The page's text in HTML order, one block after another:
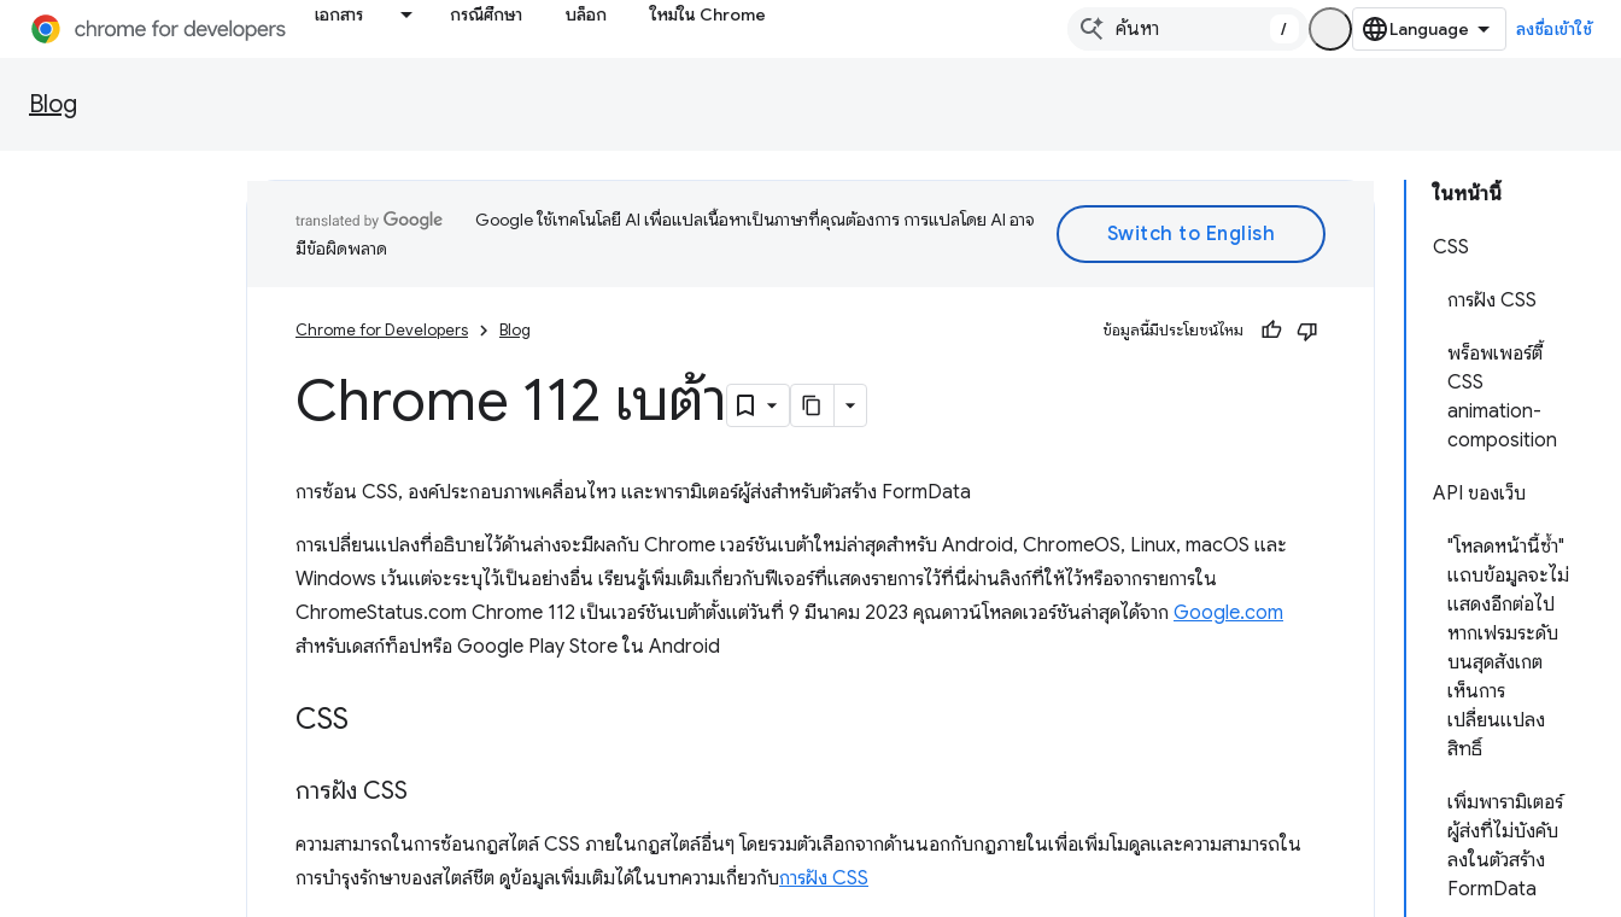
เอกสาร กรณีศึกษา บล็อก ใหม่ใน Chrome
/ ลงชื่อเข้าใช้
Blog
ในหน้านี้
CSS
การฝัง CSS
พร็อพเพอร์ตี้
CSS
animation-
composition
API ของเว็บ
"โหลดหน้านี้ซ้ำ"
แถบข้อมูลจะไม่
แสดงอีกต่อไป
หากเฟรมระดับ
บนสุดสังเกต
เห็นการ
เปลี่ยนแปลง
สิทธิ์
เพิ่มพารามิเตอร์
ผู้ส่งที่ไม่บังคับ
ลงในตัวสร้าง
FormData
Google ใช้เทคโนโลยี AI เพื่อแปลเนื้อหาเป็นภาษาที่คุณต้องการ การแปลโดย AI อาจ
มีข้อผิดพลาด
Chrome for Developers Blog ข้อมูลนี้มีประโยชน์ไหม
Chrome 112 เบต้า
การซ้อน CSS, องค์ประกอบภาพเคลื่อนไหว และพารามิเตอร์ผู้ส่งสำหรับตัวสร้าง FormData
การเปลี่ยนแปลงที่อธิบายไว้ด้านล่างจะมีผลกับ Chrome เวอร์ชันเบต้าใหม่ล่าสุดสำหรับ Android, ChromeOS, Linux, macOS และ
Windows เว้นแต่จะระบุไว้เป็นอย่างอื่น เรียนรู้เพิ่มเติมเกี่ยวกับฟีเจอร์ที่แสดงรายการไว้ที่นี่ผ่านลิงก์ที่ให้ไว้หรือจากรายการใน
ChromeStatus.com Chrome 112 เป็นเวอร์ชันเบต้าตั้งแต่วันที่ 9 มีนาคม 2023 คุณดาวน์โหลดเวอร์ชันล่าสุดได้จาก Google.com
สำหรับเดสก์ท็อปหรือ Google Play Store ใน Android
CSS
การฝัง CSS
ความสามารถในการซ้อนกฎสไตล์ CSS ภายในกฎสไตล์อื่นๆ โดยรวมตัวเลือกจากด้านนอกกับกฎภายในเพื่อเพิ่มโมดูลและความสามารถใน
การบำรุงรักษาของสไตล์ชีต ดูข้อมูลเพิ่มเติมได้ในบทความเกี่ยวกับการฝัง CSS